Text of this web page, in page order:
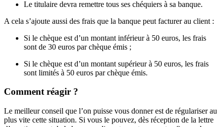
Le titulaire devra remettre tous ses chéquiers à sa banque.
A cela s’ajoute aussi des frais que la banque peut facturer au client :
Si le chèque est d’un montant inférieur à 50 euros, les frais
sont de 30 euros par chèque émis ;
Si le chèque est d’un montant supérieur à 50 euros, les frais
sont limités à 50 euros par chèque émis.
Comment réagir ?
Le meilleur conseil que l’on puisse vous donner est de régulariser au
plus vite cette situation. Si vous le pouvez, dès réception de la lettre